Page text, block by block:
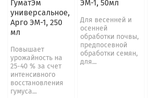
ГуматЭм
универсальное,
Арго ЭМ-1, 250
мл
Повышает
урожайность на
25-40 % за счет
интенсивного
восстановления
гумуса...
ЭМ-1, 50мл
Для весенней и
осенней
обработки почвы,
предпосевной
обработки семян,
для...